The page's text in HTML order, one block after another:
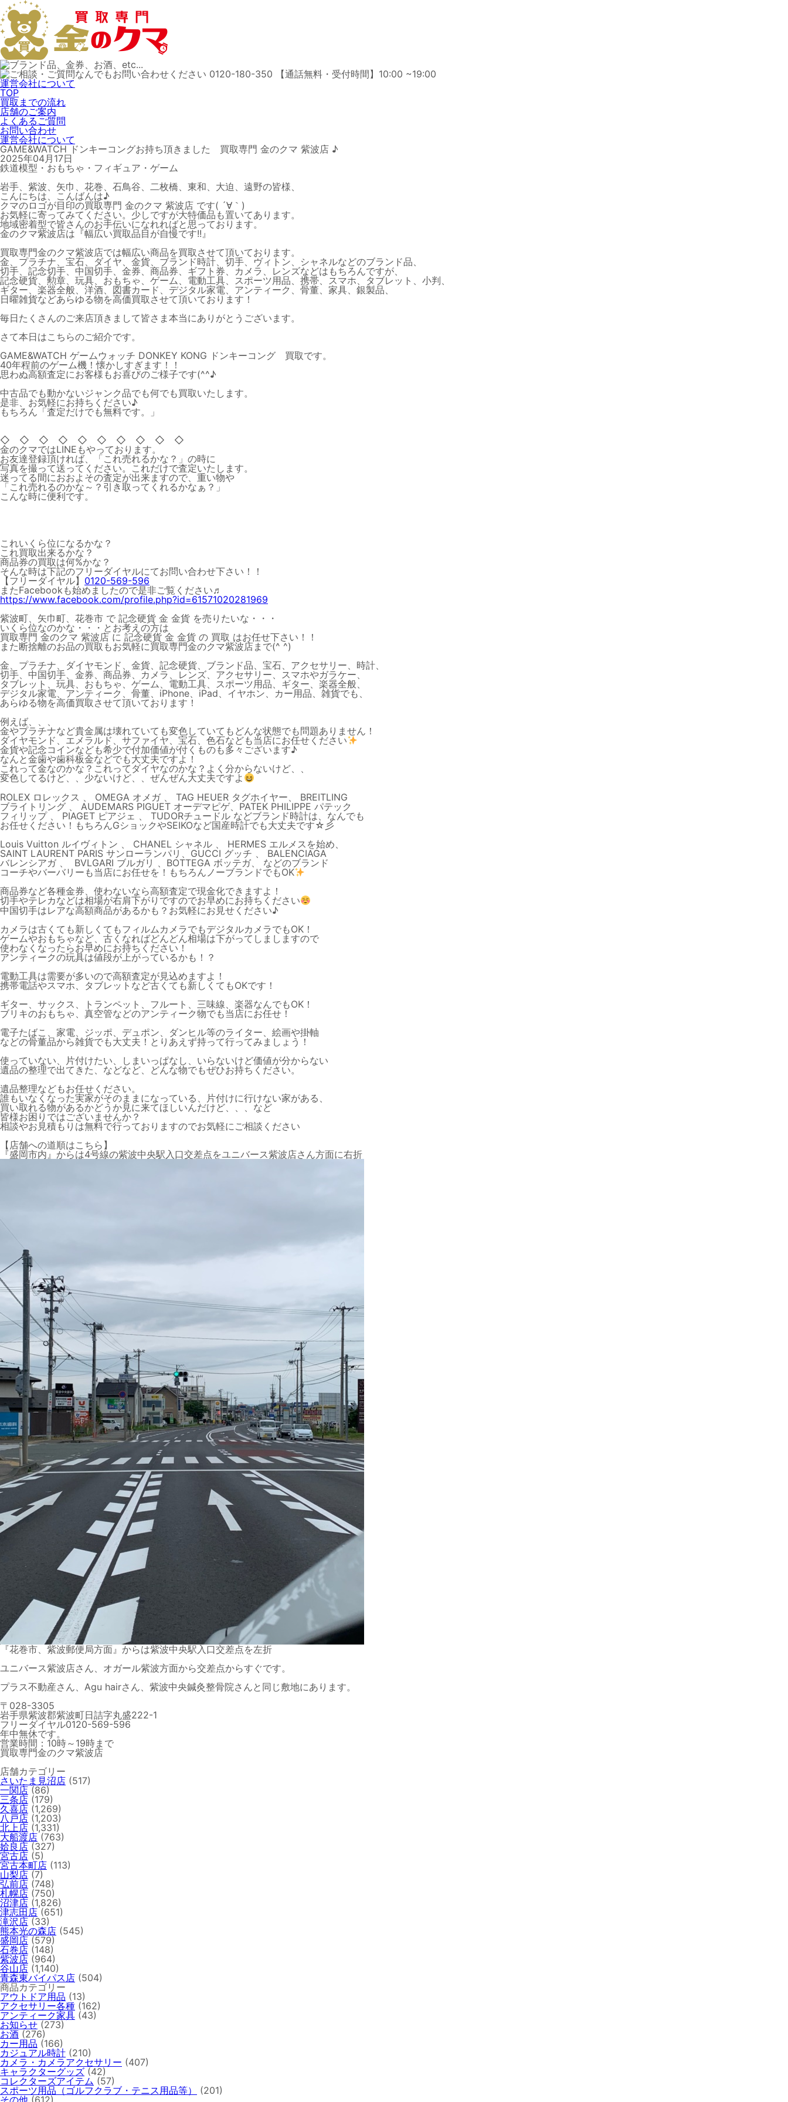
運営会社について
TOP
買取までの流れ
店舗のご案内
よくあるご質問
お問い合わせ
運営会社について
GAME&WATCH ドンキーコングお持ち頂きました 買取専門 金のクマ 紫波店 ♪
2025年04月17日
鉄道模型・おもちゃ・フィギュア・ゲーム
岩手、紫波、矢巾、花巻、石鳥谷、二枚橋、東和、大迫、遠野の皆様、
こんにちは、こんばんは♪
クマのロゴが目印の買取専門 金のクマ 紫波店 です( ´∀｀)
お気軽に寄ってみてください。少しですが大特価品も置いてあります。
地域密着型で皆さんのお手伝いになれればと思っております。
金のクマ紫波店は『幅広い買取品目が自慢です!!』
買取専門金のクマ紫波店では幅広い商品を買取させて頂いております。
金、プラチナ、宝石、ダイヤ、金貨、ブランド時計、切手、ヴィトン、シャネルなどのブランド品、
切手、記念切手、中国切手、金券、商品券、ギフト券、カメラ、レンズなどはもちろんですが、
記念硬貨、勲章、玩具、おもちゃ、ゲーム、電動工具、スポーツ用品、携帯、スマホ、タブレット、小判、
ギター、楽器全般、洋酒、図書カード、デジタル家電、アンティーク、骨董、家具、銀製品、
日曜雑貨などあらゆる物を高価買取させて頂いております！
毎日たくさんのご来店頂きまして皆さま本当にありがとうございます。
さて本日はこちらのご紹介です。
GAME&WATCH ゲームウォッチ DONKEY KONG ドンキーコング 買取です。
40年程前のゲーム機！懐かしすぎます！！
思わぬ高額査定にお客様もお喜びのご様子です(^^♪
中古品でも動かないジャンク品でも何でも買取いたします。
是非、お気軽にお持ちください♪
もちろん「査定だけでも無料です。」
◇ ◇ ◇ ◇ ◇ ◇ ◇ ◇ ◇ ◇
金のクマではLINEもやっております。
お友達登録頂ければ、「これ売れるかな？」の時に
写真を撮って送ってください。これだけで査定いたします。
迷ってる間におおよその査定が出来ますので、重い物や
「これ売れるのかな～？引き取ってくれるかなぁ？」
こんな時に便利です。
これいくら位になるかな？
これ買取出来るかな？
商品券の買取は何%かな？
そんな時は下記のフリーダイヤルにてお問い合わせ下さい！！
【フリーダイヤル】 0120-569-596
またFacebookも始めましたので是非ご覧ください♬
https://www.facebook.com/profile.php?id=61571020281969
紫波町、矢巾町、花巻市 で 記念硬貨 金 金貨 を売りたいな・・・
いくら位なのかな・・・とお考えの方は
買取専門 金のクマ 紫波店 に 記念硬貨 金 金貨 の 買取 はお任せ下さい！！
また断捨離のお品の買取もお気軽に買取専門金のクマ紫波店まで(^ ^)
金、プラチナ、ダイヤモンド、金貨、記念硬貨、ブランド品、宝石、アクセサリー、時計、
切手、中国切手、金券、商品券、カメラ、レンズ、アクセサリー、スマホやガラケー、
タブレット、玩具、おもちゃ、ゲーム、電動工具、スポーツ用品、ギター、楽器全般、
デジタル家電、アンティーク、骨董、iPhone、iPad、イヤホン、カー用品、雑貨でも、
あらゆる物を高価買取させて頂いております！
例えば、、、
金やプラチナなど貴金属は壊れていても変色していてもどんな状態でも問題ありません！
ダイヤモンド、エメラルド、サファイヤ、宝石、色石なども当店にお任せください
金貨や記念コインなども希少で付加価値が付くものも多々ございます♪
なんと金歯や歯科板金などでも大丈夫ですよ！
これって金なのかな？これってダイヤなのかな？よく分からないけど、、
変色してるけど、、少ないけど、、ぜんぜん大丈夫ですよ
ROLEX ロレックス 、 OMEGA オメガ 、 TAG HEUER タグホイヤー、 BREITLING
ブライトリング 、 AUDEMARS PIGUET オーデマピゲ、PATEK PHILIPPE パテック
フィリップ 、 PIAGET ピアジェ 、 TUDORチュードル などブランド時計は、なんでも
お任せください！もちろんGショックやSEIKOなど国産時計でも大丈夫です☆彡
Louis Vuitton ルイヴィトン 、 CHANEL シャネル 、 HERMES エルメスを始め、
SAINT LAURENT PARIS サンローランパリ、GUCCI グッチ 、 BALENCIAGA
バレンシアガ 、 BVLGARI ブルガリ 、BOTTEGA ボッテガ、 などのブランド
コーチやバーバリーも当店にお任せを！もちろんノーブランドでもOK
商品券など各種金券、使わないなら高額査定で現金化できますよ！
切手やテレカなどは相場が右肩下がりですのでお早めにお持ちください
中国切手はレアな高額商品があるかも？お気軽にお見せください♪
カメラは古くても新しくてもフィルムカメラでもデジタルカメラでもOK！
ゲームやおもちゃなど、古くなればどんどん相場は下がってしましますので
使わなくなったらお早めにお持ちください！
アンティークの玩具は値段が上がっているかも！？
電動工具は需要が多いので高額査定が見込めますよ！
携帯電話やスマホ、タブレットなど古くても新しくてもOKです！
ギター、サックス、トランペット、フルート、三味線、楽器なんでもOK！
ブリキのおもちゃ、真空管などのアンティーク物でも当店にお任せ！
電子たばこ、家電、ジッポ、デュポン、ダンヒル等のライター、絵画や掛軸
などの骨董品から雑貨でも大丈夫！とりあえず持って行ってみましょう！
使っていない、片付けたい、しまいっぱなし、いらないけど価値が分からない
遺品の整理で出てきた、などなど、どんな物でもぜひお持ちください。
遺品整理などもお任せください。
誰もいなくなった実家がそのままになっている、片付けに行けない家がある、
買い取れる物があるかどうか見に来てほしいんだけど、、、など
皆様お困りではございませんか？
相談やお見積もりは無料で行っておりますのでお気軽にご相談ください
【店舗への道順はこちら】
『盛岡市内』からは4号線の紫波中央駅入口交差点をユニバース紫波店さん方面に右折
『花巻市、紫波郵便局方面』からは紫波中央駅入口交差点を左折
ユニバース紫波店さん、オガール紫波方面から交差点からすぐです。
プラス不動産さん、Agu hairさん、紫波中央鍼灸整骨院さんと同じ敷地にあります。
〒028-3305
岩手県紫波郡紫波町日詰字丸盛222-1
フリーダイヤル0120-569-596
年中無休です。
営業時間：10時～19時まで
買取専門金のクマ紫波店
店舗カテゴリー
さいたま見沼店 (517)
一関店 (86)
三条店 (179)
久喜店 (1,269)
八戸店 (1,203)
北上店 (1,331)
大船渡店(763)
姶良店 (327)
宮古店 (5)
宮古本町店 (113)
山梨店 (7)
弘前店 (748)
札幌店 (750)
沼津店 (1,826)
津志田店(651)
滝沢店 (33)
熊本光の森店 (545)
盛岡店 (579)
石巻店 (148)
紫波店 (964)
谷山店 (1,140)
青森東バイパス店 (504)
商品カテゴリー
アウトドア用品 (13)
アクセサリー各種 (162)
アンティーク家具 (43)
お知らせ (273)
お酒 (276)
カー用品 (166)
カジュアル時計 (210)
カメラ・カメラアクセサリー (407)
キャラクターグッズ (42)
コレクターズアイテム (57)
スポーツ用品（ゴルフクラブ・テニス用品等）
(201)
その他 (612)